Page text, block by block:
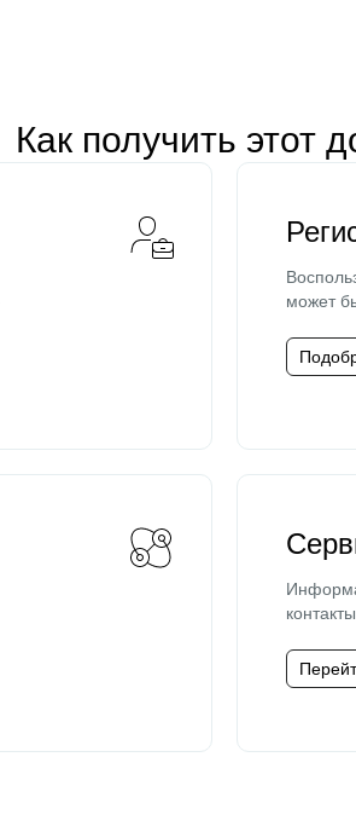
Как получить этот
может